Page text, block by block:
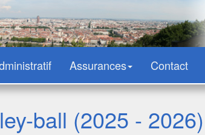
Assurances Contact
ball (2025 - 2026)